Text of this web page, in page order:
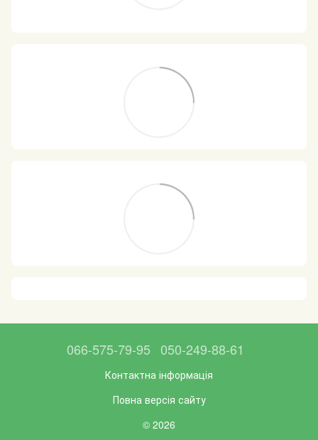
066-575-79-95 050-249-88-61
Контактна інформація
Повна версія сайту
© 2026